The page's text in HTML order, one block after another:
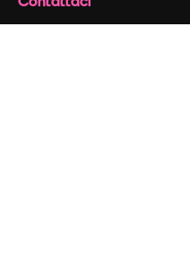
Assistenza clienti